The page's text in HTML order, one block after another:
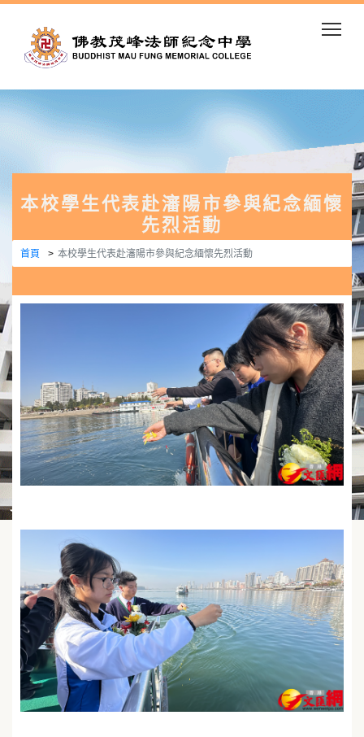
本校學生代表赴瀋陽市參與紀念緬懷
先烈活動
首頁 本校學生代表赴瀋陽市參與紀念緬懷先烈活動